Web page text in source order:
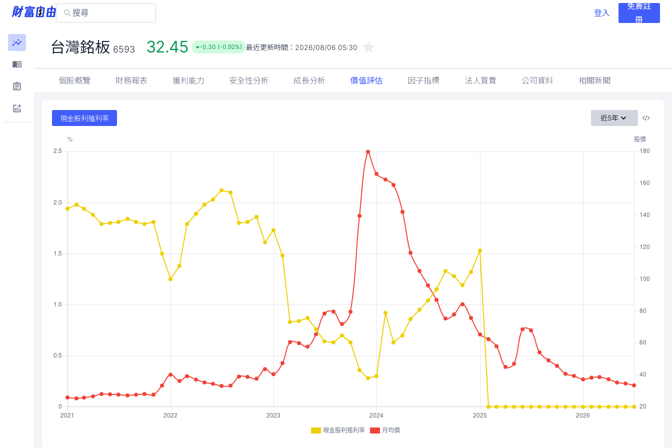
登入
免費註
冊
台灣銘板 6593 32.45 -0.30 (-0.92%) 最近更新時間： 2026/08/06 05:30
個股概覽 財務報表 獲利能力 安全性分析 成長分析 價值評估 因子指標 法人買賣 公司資料 相關新聞
現金股利殖利率 近5年
現金股利殖利率 月均價